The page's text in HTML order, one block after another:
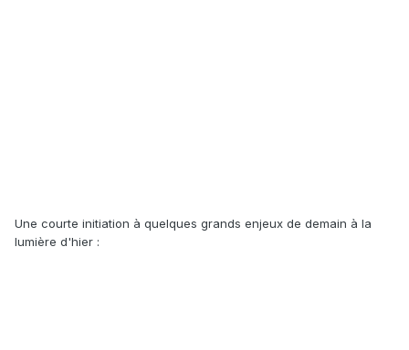
Une courte initiation à quelques grands enjeux de demain à la
lumière d'hier :